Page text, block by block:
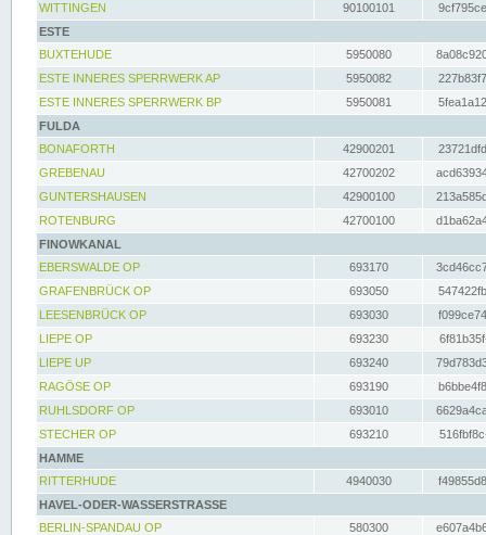
WITTINGEN
90100101
ESTE
BUXTEHUDE
5950080
ESTE INNERES SPERRWERK AP
5950082
ESTE INNERES SPERRWERK BP
5950081
FULDA
BONAFORTH
42900201
GREBENAU
42700202
GUNTERSHAUSEN
42900100
ROTENBURG
42700100
FINOWKANAL
EBERSWALDE OP
693170
GRAFENBRÜCK OP
693050
LEESENBRÜCK OP
693030
LIEPE OP
693230
LIEPE UP
693240
RAGÖSE OP
693190
RUHLSDORF OP
693010
STECHER OP
693210
HAMME
RITTERHUDE
4940030
HAVEL-ODER-WASSERSTRASSE
BERLIN-SPANDAU OP
580300